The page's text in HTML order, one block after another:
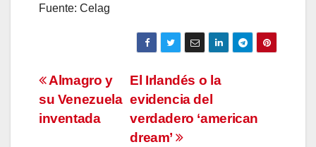
Fuente: Celag
Navegación
de
entradas
El Irlandés o la
evidencia del
verdadero ‘american
dream’
Almagro y
su Venezuela
inventada